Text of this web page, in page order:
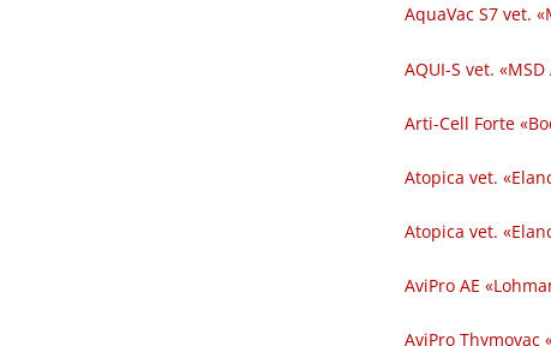
AquaVac S7 vet.
AQUI-S vet.
Arti-Cell Forte
Atopica vet.
Atopica vet.
AviPro AE
AviPro